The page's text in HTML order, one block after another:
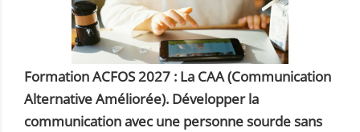
Formation ACFOS 2027 : La CAA (Communication
Alternative Améliorée). Développer la
communication avec une personne sourde sans